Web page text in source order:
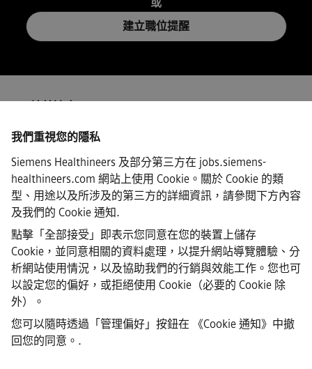
我們重視您的隱私
Siemens Healthineers 及部分第三方在 jobs.siemens-
healthineers.com 網站上使用 Cookie。關於 Cookie 的類
型、用途以及所涉及的第三方的詳細資訊，請參閱下方內容
及我們的 Cookie 通知.
點擊「全部接受」即表示您同意在您的裝置上儲存
Cookie，並同意相關的資料處理，以提升網站導覽體驗、分
析網站使用情況，以及協助我們的行銷與效能工作。您也可
以設定您的偏好，或拒絕使用 Cookie（必要的 Cookie 除
外）。
您可以隨時透過「管理偏好」按鈕在
《Cookie 通知》中撤
回您的同意。 .
建立職位提醒
Siemens Healthineers AG © 2026·
常見問題
公司資訊
·
隱私權聲明
·
Cookie 聲明連結
·